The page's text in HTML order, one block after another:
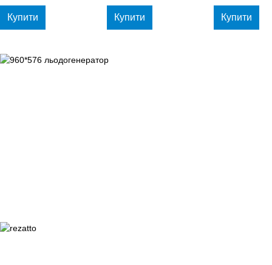
Купити Купити Купити